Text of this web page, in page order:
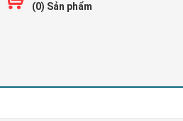
(0) Sản phẩm